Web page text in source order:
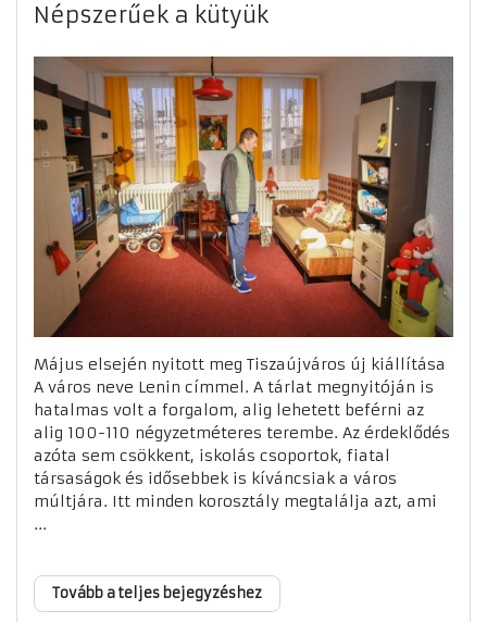
Népszerűek a kütyük
Május elsején nyitott meg Tiszaújváros új kiállítása
A város neve Lenin címmel. A tárlat megnyitóján is
hatalmas volt a forgalom, alig lehetett beférni az
alig 100-110 négyzetméteres terembe. Az érdeklődés
azóta sem csökkent, iskolás csoportok, fiatal
társaságok és idősebbek is kíváncsiak a város
múltjára. Itt minden korosztály megtalálja azt, ami
...
Tovább a teljes bejegyzéshez